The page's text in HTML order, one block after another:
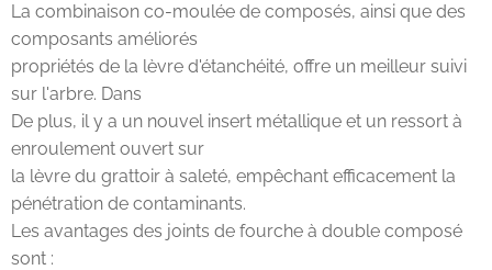
La combinaison co-moulée de composés, ainsi que des
composants améliorés
propriétés de la lèvre d'étanchéité, offre un meilleur suivi
sur l'arbre. Dans
De plus, il y a un nouvel insert métallique et un ressort à
enroulement ouvert sur
la lèvre du grattoir à saleté, empêchant efficacement la
pénétration de contaminants.
Les avantages des joints de fourche à double composé
sont :